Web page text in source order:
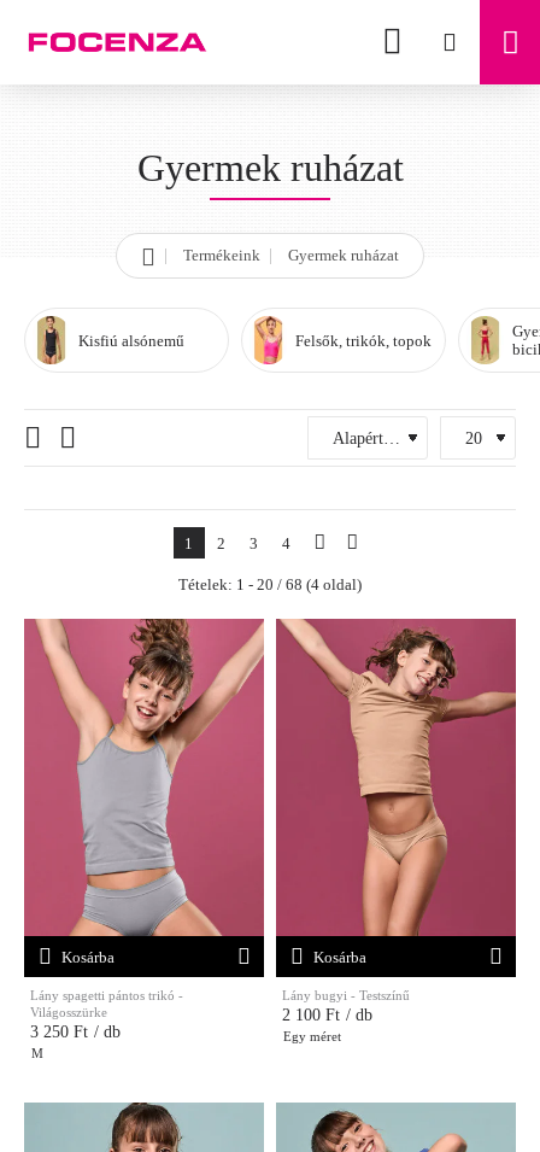
Gyermek ruházat
h
e
Termékeink Gyermek ruházat
Kisfiú alsónemű Felsők, trikók, topok
1 2 3 4
Tételek: 1 - 20 / 68 (4 oldal)
Lány spagetti pántos trikó -
Világosszürke
M
3 250 Ft / db
Kosárba
Lány bugyi - Testszínű
Egy méret
2 100 Ft / db
Kosárba